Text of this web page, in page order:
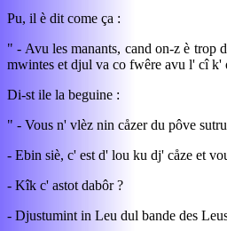
Pu, il è dit come ça :
" - Avu les manants, cand on-z è trop
mwintes et djul va co fwêre avu l' cî k'
Di-st ile la beguine :
" - Vous n' vlèz nin cåzer du pôve
- Ebin siè, c' est d' lou ku dj' cåze et
- Kîk c' astot dabôr ?
- Djustumint in Leu dul bande des